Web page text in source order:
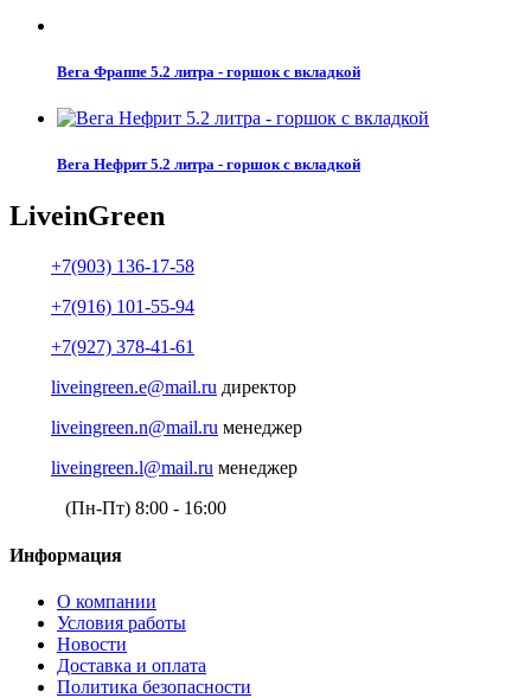
Вега Фраппе 5.2 литра - горшок с вкладкой
Вега Нефрит 5.2 литра - горшок с вкладкой
LiveinGreen
+7(903) 136-17-58
+7(916) 101-55-94
+7(927) 378-41-61
liveingreen.e@mail.ru директор
liveingreen.n@mail.ru менеджер
liveingreen.l@mail.ru менеджер
(Пн-Пт) 8:00 - 16:00
Информация
О компании
Условия работы
Новости
Доставка и оплата
Политика безопасности